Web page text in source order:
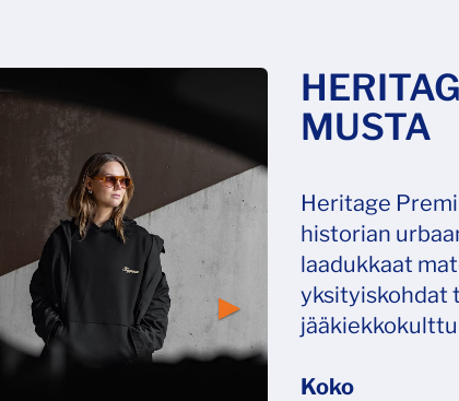
MUSTA
Heritage
historian
laadukkaat
yksityiskohdat
Koko